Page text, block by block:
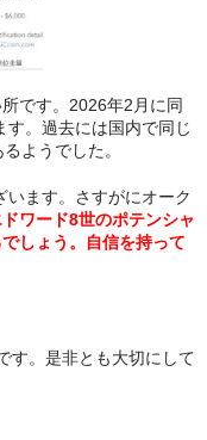
です。2026年2月に同
。 過去には国内で同じ
ようでした。
ます。さすがにオーク
ドワード8世のポテンシャ
しょう。
自信を持って
す。是非とも大切にして